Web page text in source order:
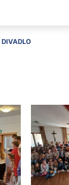
DIVADLO